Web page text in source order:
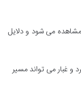
می شود و دلایل
و غبار می تواند مسیر